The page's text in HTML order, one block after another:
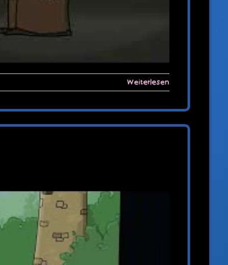
Weiterlesen